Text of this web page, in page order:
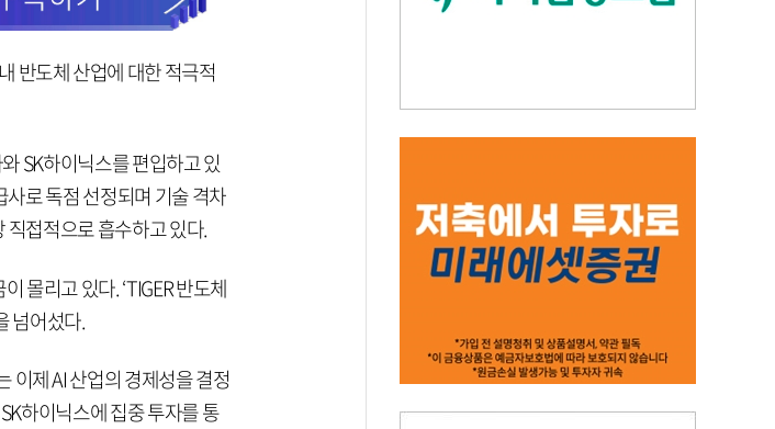
반도체 산업에 대한 적극적
SK하이닉스를 편입하고 있
사로 독점 선정되며 기술 격차
직접적으로 흡수하고 있다.
몰리고 있다. ‘TIGER 반도체
넘어섰다.
이제 AI 산업의 경제성을 결정
하이닉스에 집중 투자를 통